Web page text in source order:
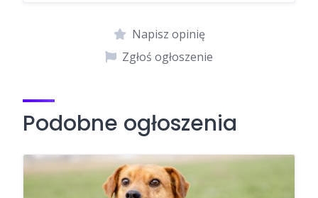
Napisz opinię
Zgłoś ogłoszenie
Podobne ogłoszenia